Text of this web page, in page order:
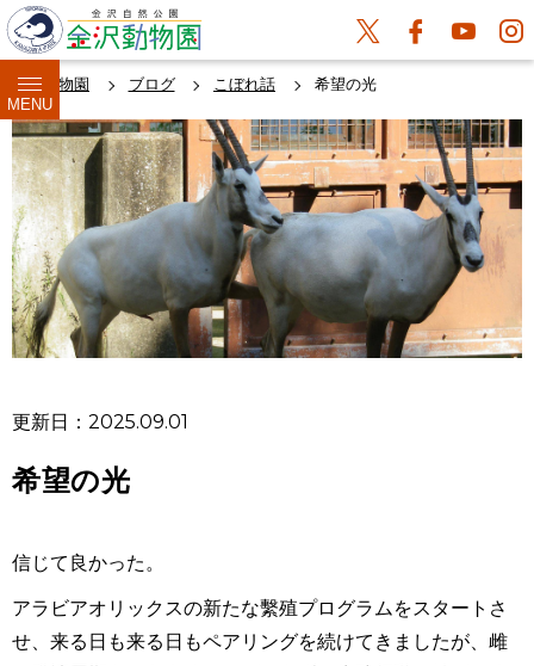
MENU
金沢動物園 ブログ こぼれ話 希望の光
更新日：2025.09.01
希望の光
信じて良かった。
アラビアオリックスの新たな繫殖プログラムをスタートさ
せ、来る日も来る日もペアリングを続けてきましたが、雌